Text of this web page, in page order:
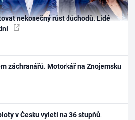
nekonečný růst důchodů. Lidé
záchranářů. Motorkář na Znojemsku
v Česku vyletí na 36 stupňů.